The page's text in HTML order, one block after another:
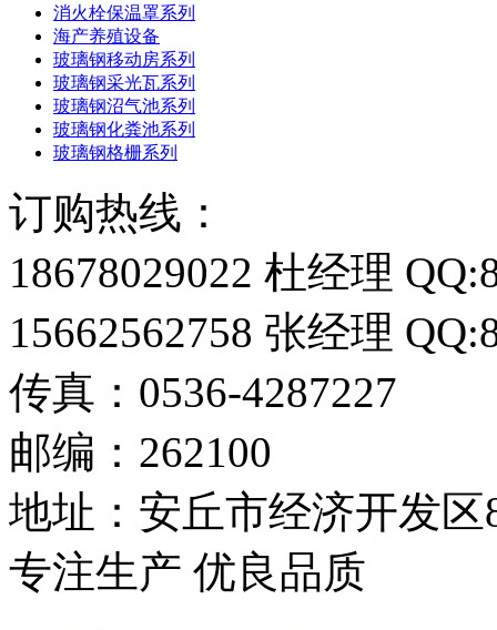
消火栓保温罩系列
海产养殖设备
玻璃钢移动房系列
玻璃钢采光瓦系列
玻璃钢沼气池系列
玻璃钢化粪池系列
玻璃钢格栅系列
订购热线：
18678029022 杜经理
15662562758 张经理
传真：0536-4287227
邮编：262100
地址：安丘市经济开发区
专注生产 优良品质